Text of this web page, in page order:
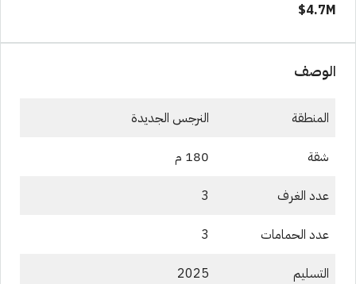
4.7M$
الوصف
المنطقة النرجس الجديدة
شقة 180 م
عدد الغرف 3
عدد الحمامات 3
التسليم 2025